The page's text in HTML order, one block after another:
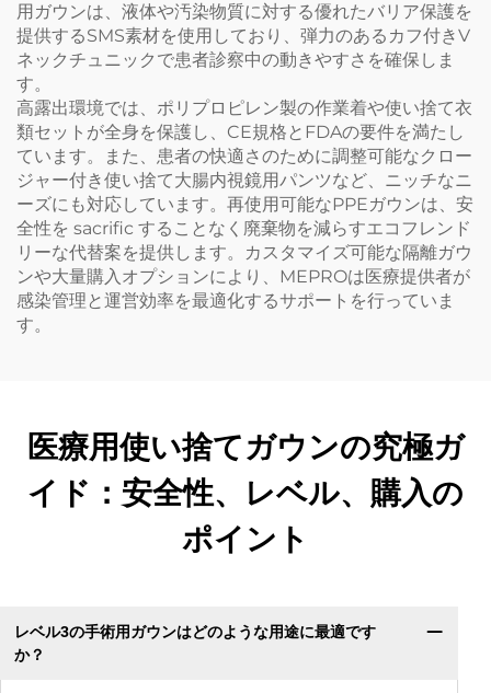
用ガウンは、液体や汚染物質に対する優れたバリア保護を
提供するSMS素材を使用しており、弾力のあるカフ付きV
ネックチュニックで患者診察中の動きやすさを確保しま
す。
高露出環境では、ポリプロピレン製の作業着や使い捨て衣
類セットが全身を保護し、CE規格とFDAの要件を満たし
ています。また、患者の快適さのために調整可能なクロー
ジャー付き使い捨て大腸内視鏡用パンツなど、ニッチなニ
ーズにも対応しています。再使用可能なPPEガウンは、安
全性を sacrific することなく廃棄物を減らすエコフレンド
リーな代替案を提供します。カスタマイズ可能な隔離ガウ
ンや大量購入オプションにより、MEPROは医療提供者が
感染管理と運営効率を最適化するサポートを行っていま
す。
医療用使い捨てガウンの究極ガ
イド：安全性、レベル、購入の
ポイント
レベル3の手術用ガウンはどのような用途に最適です
か？